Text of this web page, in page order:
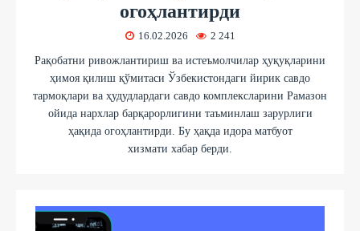
огоҳлантирди
16.02.2026 2 241
Рақобатни ривожлантириш ва истеъмолчилар ҳуқуқларини
ҳимоя қилиш қўмитаси Ўзбекистондаги йирик савдо
тармоқлари ва ҳудудлардаги савдо комплексларини Рамазон
ойида нархлар барқарорлигини таъминлаш зарурлиги
ҳақида огоҳлантирди. Бу ҳақда идора матбуот
хизмати хабар берди.